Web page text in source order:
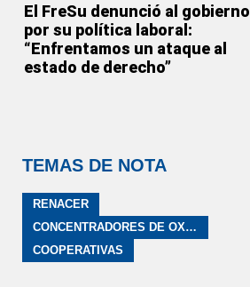
El FreSu denunció al gobierno
por su política laboral:
“Enfrentamos un ataque al
estado de derecho”
TEMAS DE NOTA
RENACER
CONCENTRADORES DE OXÍGENO
COOPERATIVAS